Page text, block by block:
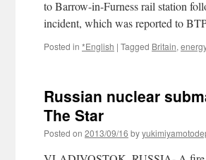
to Barrow-in-Furness rail station
incident, which was reported to
Posted in *English | Tagged Britain,
Russian nuclear
The Star
Posted on 2013/09/16 by